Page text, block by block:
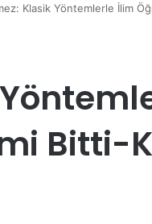
Klasik Yöntemlerle İlim
Bitti-